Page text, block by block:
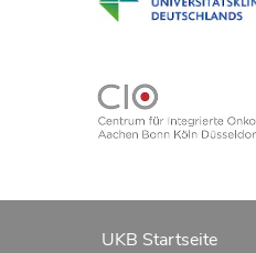
UKB Startseite